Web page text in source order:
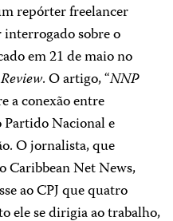
repórter freelancer
sobre o
em 21 de maio no
. O artigo, “NNP
a conexão entre
Nacional e
O jornalista, que
Caribbean Net News,
ao CPJ que quatro
ele se dirigia ao trabalho,